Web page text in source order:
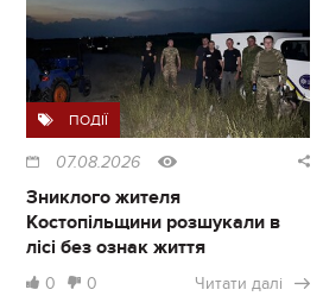
ПОДІЇ
07.08.2026
Зниклого жителя
Костопільщини розшукали в
лісі без ознак життя
0 0 Читати далі